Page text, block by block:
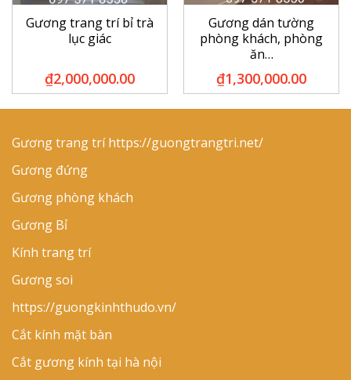
Gương trang trí bỉ trà
lục giác
₫2,000,000.00
Gương dán tường
phòng khách, phòng
ăn…
₫1,300,000.00
Gương trang tríhttps://guongtrangtri.net/
Gương đứng
Gương phòng khách
Gương Bỉ
Kính trang trí
Gương soi
https://guongkinhthudo.vn/
Cắt kính mặt bàn
Cắt gương kính tại hà nội